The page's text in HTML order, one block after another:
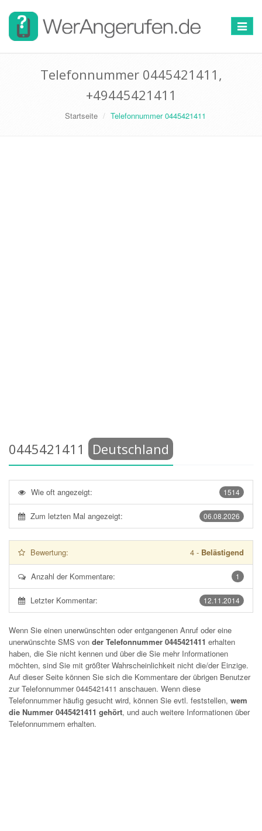
Toggle
Telefonnummer 0445421411,
+49445421411
Startseite Telefonnummer 0445421411
0445421411 Deutschland
1514
Wie oft angezeigt:
06.08.2026
Zum letzten Mal angezeigt:
Bewertung: 4 - Belästigend
1
Anzahl der Kommentare:
12.11.2014
Letzter Kommentar:
Wenn Sie einen unerwünschten oder entgangenen Anruf oder eine
unerwünschte SMS von der Telefonnummer 0445421411 erhalten
haben, die Sie nicht kennen und über die Sie mehr Informationen
möchten, sind Sie mit größter Wahrscheinlichkeit nicht die/der Einzige.
Auf dieser Seite können Sie sich die Kommentare der übrigen Benutzer
zur Telefonnummer0445421411 anschauen. Wenn diese
Telefonnummer häufig gesucht wird, können Sie evtl. feststellen, wem
die Nummer 0445421411 gehört, und auch weitere Informationen über
Telefonnummern erhalten.